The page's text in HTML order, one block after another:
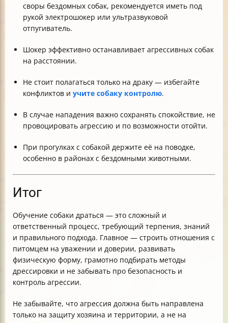
своры бездомных собак, рекомендуется иметь под
рукой электрошокер или ультразвуковой
отпугиватель.
Шокер эффективно останавливает агрессивных собак
на расстоянии.
Не стоит полагаться только на драку — избегайте
конфликтов и учите собаку контролю.
В случае нападения важно сохранять спокойствие, не
провоцировать агрессию и по возможности отойти.
При прогулках с собакой держите её на поводке,
особенно в районах с бездомными животными.
Итог
Обучение собаки драться — это сложный и
ответственный процесс, требующий терпения, знаний
и правильного подхода. Главное — строить отношения с
питомцем на уважении и доверии, развивать
физическую форму, грамотно подбирать методы
дрессировки и не забывать про безопасность и
контроль агрессии.
Не забывайте, что агрессия должна быть направлена
только на защиту хозяина и территории, а не на